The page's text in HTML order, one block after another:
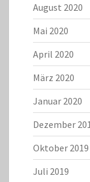
August 2020
Mai 2020
April 2020
März 2020
Januar 2020
Dezember
Oktober 2019
Juli 2019